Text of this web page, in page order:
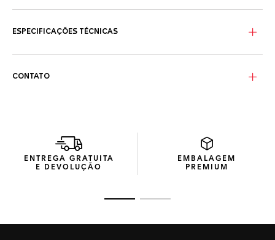
que adicionam um tom vívido a este relógio inspirado nas
bezel com escala taquimétrica em cerâmica verde é
realçado por detalhes esportivos em laca laranja na coroa
olhos. É um instrumento de alta precisão para aqueles que
vivem em alta velocidade.
ESPECIFICAÇÕES TÉCNICAS
CONTATO
ENTREGA GRATUITA
E DEVOLUÇÃO
EMBALAGEM
PREMIUM